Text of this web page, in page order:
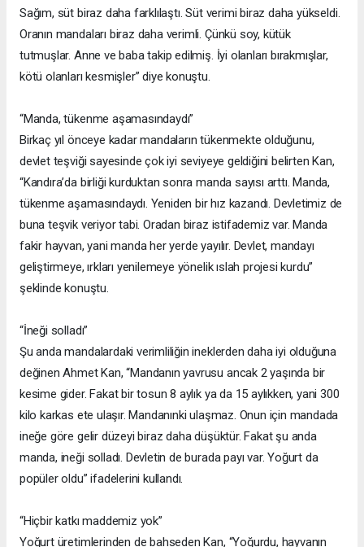
Sağım, süt biraz daha farklılaştı. Süt verimi biraz daha yükseldi.
Oranın mandaları biraz daha verimli. Çünkü soy, kütük
tutmuşlar. Anne ve baba takip edilmiş. İyi olanları bırakmışlar,
kötü olanları kesmişler” diye konuştu.
“Manda, tükenme aşamasındaydı”
Birkaç yıl önceye kadar mandaların tükenmekte olduğunu,
devlet teşviği sayesinde çok iyi seviyeye geldiğini belirten Kan,
“Kandıra’da birliği kurduktan sonra manda sayısı arttı. Manda,
tükenme aşamasındaydı. Yeniden bir hız kazandı. Devletimiz de
buna teşvik veriyor tabi. Oradan biraz istifademiz var. Manda
fakir hayvan, yani manda her yerde yayılır. Devlet, mandayı
geliştirmeye, ırkları yenilemeye yönelik ıslah projesi kurdu”
şeklinde konuştu.
“İneği solladı”
Şu anda mandalardaki verimliliğin ineklerden daha iyi olduğuna
değinen Ahmet Kan, “Mandanın yavrusu ancak 2 yaşında bir
kesime gider. Fakat bir tosun 8 aylık ya da 15 aylıkken, yani 300
kilo karkas ete ulaşır. Mandanınki ulaşmaz. Onun için mandada
ineğe göre gelir düzeyi biraz daha düşüktür. Fakat şu anda
manda, ineği solladı. Devletin de burada payı var. Yoğurt da
popüler oldu” ifadelerini kullandı.
“Hiçbir katkı maddemiz yok”
Yoğurt üretimlerinden de bahseden Kan, “Yoğurdu, hayvanın